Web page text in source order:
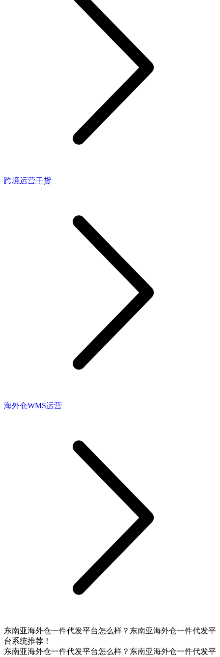
跨境运营干货
海外仓WMS运营
东南亚海外仓一件代发平台怎么样？东南亚海外仓一件代发平
台系统推荐！
东南亚海外仓一件代发平台怎么样？东南亚海外仓一件代发平